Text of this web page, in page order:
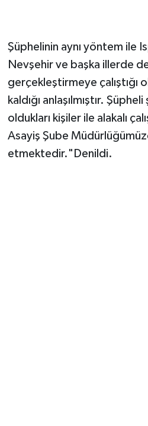
Şüphelinin aynı yöntem ile
Nevşehir ve başka illerde
gerçekleştirmeye çalıştığı
kaldığı anlaşılmıştır.
oldukları kişiler ile alakalı
Asayiş Şube
etmektedir."Denildi.